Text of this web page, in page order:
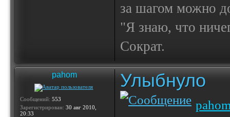
за шагом можно
"Я знаю, что
Сократ.
pahom
Сообщений: 553
Зарегистрирован: 30 авг 2010,
20:33
Улыбнуло